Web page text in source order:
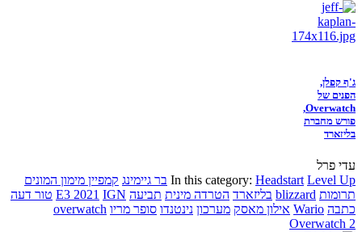
ג'ף קפלן,
הפנים של
Overwatch,
פורש מחברת
בליזארד
עדי פרל
In this category: Headstart Level Up בר גיימינג קמפיין מימון המונים
תרומות blizzard בליזארד הטרדה מינית תביעה E3 2021 IGN
טור דעה
כתבה Wario אילון מאסק מערכון נינטנדו סופר מריו overwatch
Overwatch 2